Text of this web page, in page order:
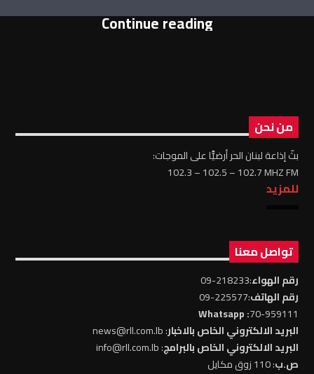
Continue reading
من نحن
بثّ إذاعة لبنان الحر أرضيًّا على الموجات:
102.3 – 102.5 – 102.7 MHZ FM
للمزيد
تواصل معنا
رقم الهواء:218233-09
رقم الهاتف:225577-09
70-959111
: Whatsapp
البريد الالكتروني الخاص بالاخبار: news@rll.com.lb
البريد الالكتروني الخاص بالبرامج: info@rll.com.lb
ص.ب: 110 زوق مكايل